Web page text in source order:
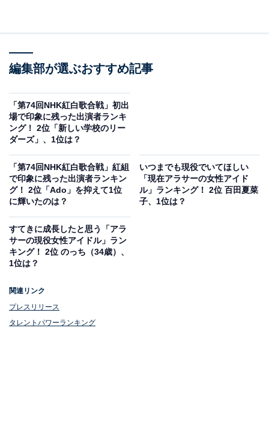
2位にランクインしたのは、ももいろクローバーZです。
ながら生歌で歌う全力のパフォーマンスが人気です。
「代々木無限大記念日 ももいろクローバーZ 15th
Anniversary」を開催。12月には毎冬恒例のライブ「もも
いろクリスマス2023 PLAYERS」も行いました。
編集部が選ぶおすすめ記事
「第74回NHK紅白歌合戦」初出
場で印象に残った出演者ランキ
ング！ 2位「新しい学校のリー
ダーズ」、1位は？
「第74回NHK紅白歌合戦」紅組
で印象に残った出演者ランキン
グ！ 2位「Ado」を抑えて1位
に輝いたのは？
いつまでも現役でいてほしい
「現在アラサーの女性アイド
ル」ランキング！ 2位 百田夏菜
子、1位は？
すてきに成長したと思う「アラ
サーの現役女性アイドル」ラン
キング！ 2位 のっち（34歳）、
1位は？
関連リンク
プレスリリース
タレントパワーランキング